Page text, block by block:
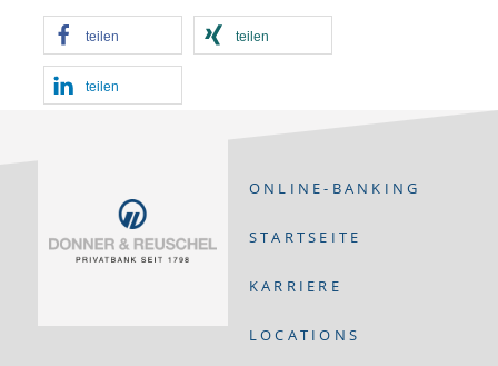
teilen teilen
teilen
ONLINE-BANKING
STARTSEITE
KARRIERE
LOCATIONS